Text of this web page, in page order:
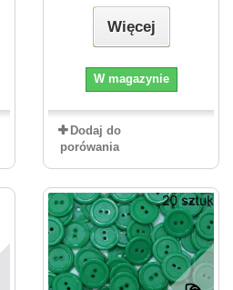
Więcej
W magazynie
Dodaj do
porówania